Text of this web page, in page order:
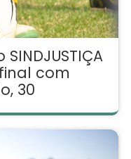
com
30